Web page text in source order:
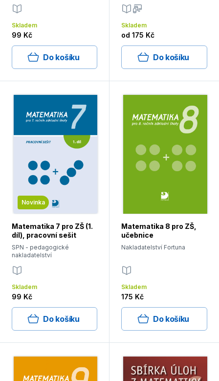
Skladem
99 Kč
Do košíku
Skladem
od 175 Kč
Do košíku
Novinka
Matematika 7 pro ZŠ (1.
díl), pracovní sešit
SPN - pedagogické
nakladatelství
Skladem
99 Kč
Do košíku
Matematika 8 pro ZŠ,
učebnice
Nakladatelství Fortuna
Skladem
175 Kč
Do košíku